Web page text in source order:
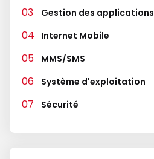
Gestion des applications
Internet Mobile
MMS/SMS
Système d'exploitation
Sécurité